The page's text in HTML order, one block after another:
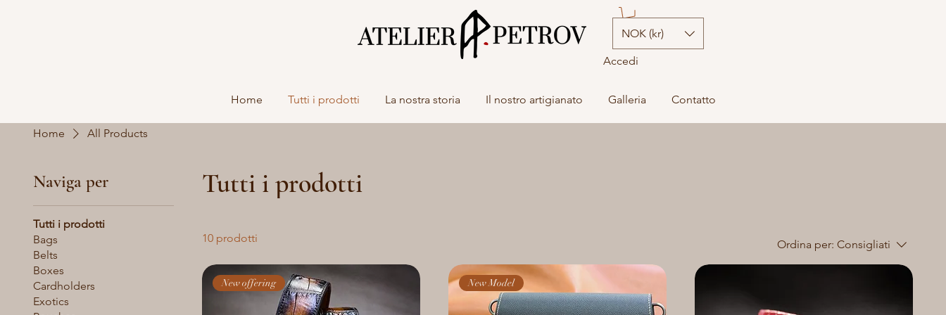
Accedi
NOK (kr)
Home Tutti i prodotti La nostra storia Il nostro artigianato Galleria Contatto
Home All Products
Naviga per
Tutti i prodotti
Bags
Belts
Boxes
Cardholders
Exotics
Tutti i prodotti
10 prodotti Ordina per: Consigliati
New offering New Model